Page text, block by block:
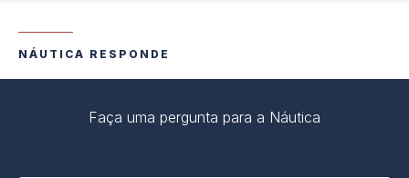
NÁUTICA RESPONDE
Faça uma pergunta para a Náutica